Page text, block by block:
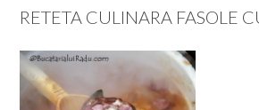
RETETA CULINARA FASOLE